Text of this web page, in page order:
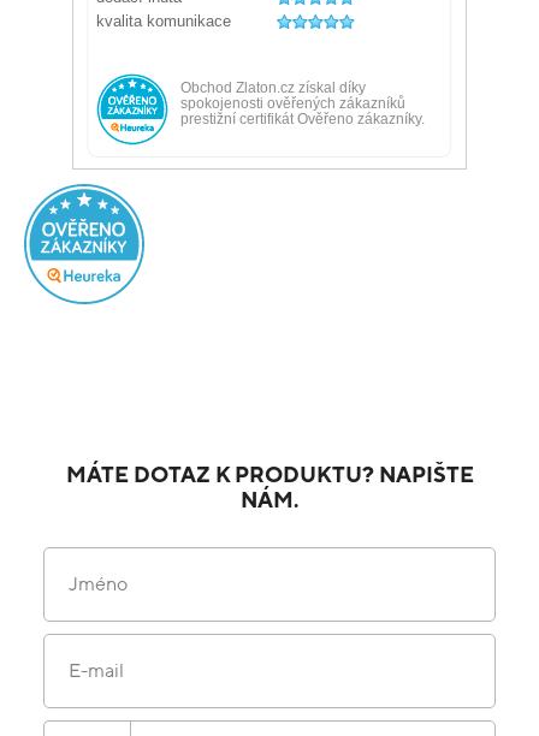
MÁTE DOTAZ K PRODUKTU? NAPIŠTE
NÁM.
Jméno
E-mail